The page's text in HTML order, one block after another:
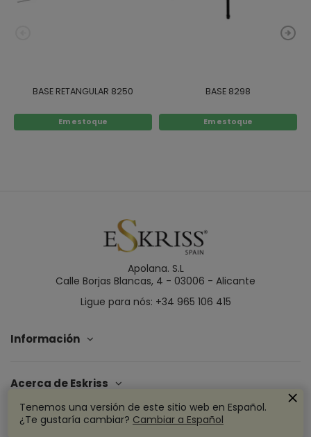
BASE RETANGULAR 8250
Em estoque
BASE 8298
Em estoque
Apolana. S.L
Calle Borjas Blancas, 4 - 03006 - Alicante
Ligue para nós: +34 965 106 415
Información
Acerca de Eskriss
Tenemos una versión de este sitio web en Español.
¿Te gustaría cambiar? Cambiar a Español